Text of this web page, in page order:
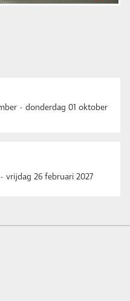
- donderdag 01 oktober
- vrijdag 26 februari 2027